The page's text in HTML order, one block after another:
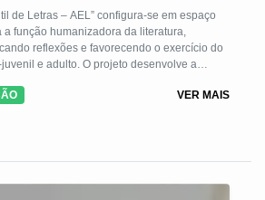
de Letras – AEL” configura-se em espaço
função humanizadora da literatura,
reflexões e favorecendo o exercício do
e adulto. O projeto desenvolve a
com a ampliação do universo cultural,
transformação da vida dos educandos.
VER MAIS